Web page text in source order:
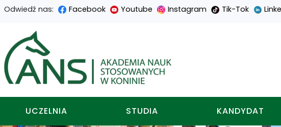
Przejdź
do
treści
głównej
Przejdź
do
menu
nawigacyjnego
Przejdź
do
wyszukiwarki
Przejdź
do
mapy
strony
Odwiedź nas: Facebook Youtube Instagram Tik-Tok
Akademia nauk
UCZELNIA STUDIA KANDYDAT